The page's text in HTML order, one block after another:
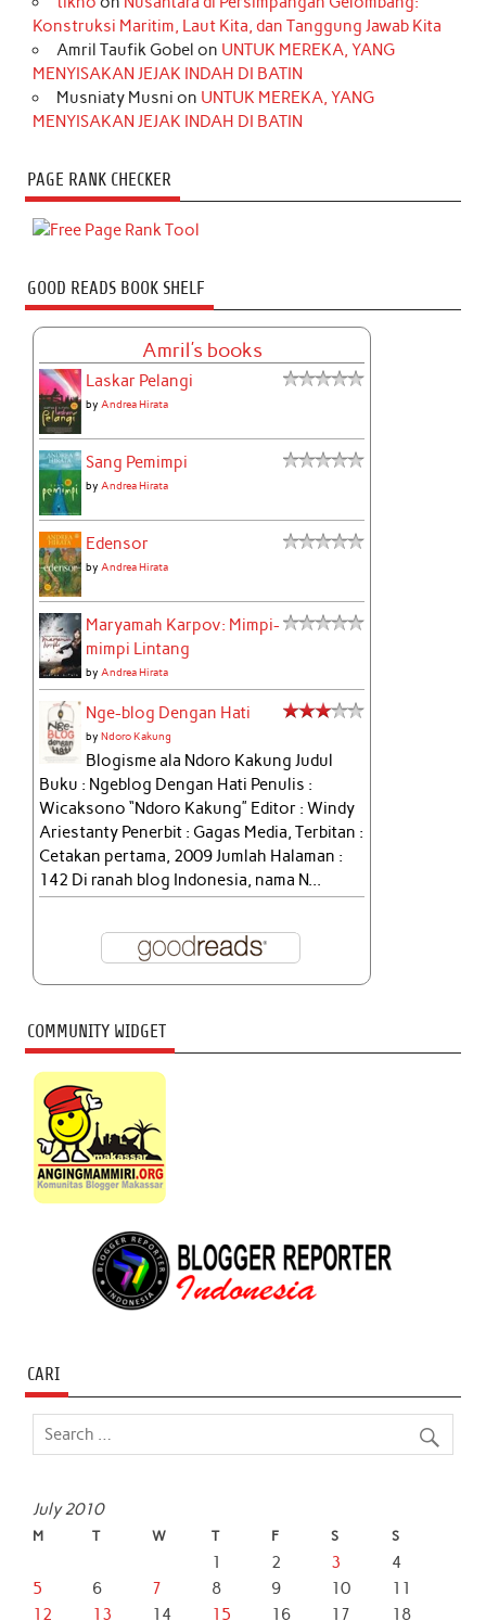
Konstruksi Maritim, Laut Kita, dan Tanggung Jawab Kita
Amril Taufik Gobel on UNTUK MEREKA, YANG
MENYISAKAN JEJAK INDAH DI BATIN
Musniaty Musni on UNTUK MEREKA, YANG
MENYISAKAN JEJAK INDAH DI BATIN
PAGE RANK CHECKER
GOOD READS BOOK SHELF
Amril's books
Laskar Pelangi
byAndrea Hirata
Sang Pemimpi
byAndrea Hirata
Edensor
byAndrea Hirata
Maryamah Karpov: Mimpi-
mimpi Lintang
byAndrea Hirata
Nge-blog Dengan Hati
byNdoro Kakung
Blogisme ala Ndoro Kakung Judul
Buku : Ngeblog Dengan Hati Penulis :
Wicaksono “Ndoro Kakung” Editor : Windy
Ariestanty Penerbit : Gagas Media, Terbitan :
Cetakan pertama, 2009 Jumlah Halaman :
142 Di ranah blog Indonesia, nama N...
COMMUNITY WIDGET
CARI
July 2010
M T W T F S S
1 2 3
4
5
6 7 8 9 10
11
12
13 14 15 16 17
18